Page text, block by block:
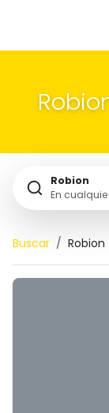
Robion
En
Buscar Robion